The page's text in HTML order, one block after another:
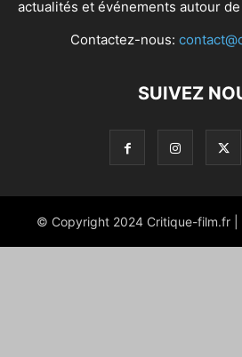
actualités et événements autour
Contactez-nous:
SUIVEZ
© Copyright 2024 Critique-film.fr |